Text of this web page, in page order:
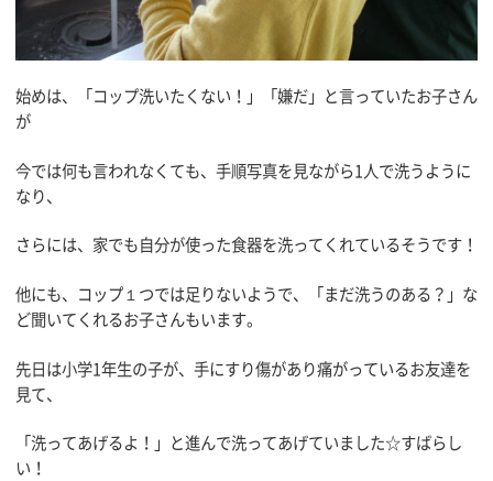
始めは、「コップ洗いたくない！」「嫌だ」と言っていたお子さん
が
今では何も言われなくても、手順写真を見ながら1人で洗うように
なり、
さらには、家でも自分が使った食器を洗ってくれているそうです！
他にも、コップ１つでは足りないようで、「まだ洗うのある？」な
ど聞いてくれるお子さんもいます。
先日は小学1年生の子が、手にすり傷があり痛がっているお友達を
見て、
「洗ってあげるよ！」と進んで洗ってあげていました☆すばらし
い！